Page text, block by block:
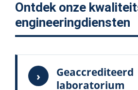
Ontdek onze
engineeringdiensten
›
Geaccrediteerd
laboratorium